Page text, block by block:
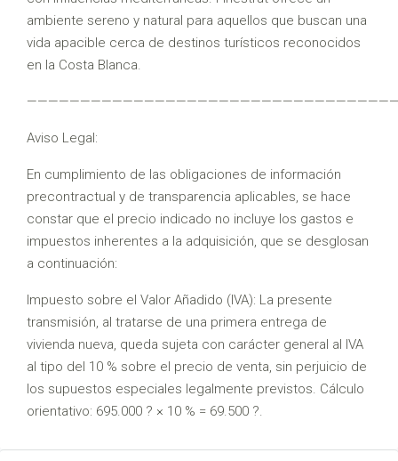
ambiente sereno y natural para aquellos que buscan una
vida apacible cerca de destinos turísticos reconocidos
en la Costa Blanca.
Aviso Legal:
En cumplimiento de las obligaciones de información
precontractual y de transparencia aplicables, se hace
constar que el precio indicado no incluye los gastos e
impuestos inherentes a la adquisición, que se desglosan
a continuación:
Impuesto sobre el Valor Añadido (IVA): La presente
transmisión, al tratarse de una primera entrega de
vivienda nueva, queda sujeta con carácter general al IVA
al tipo del 10 % sobre el precio de venta, sin perjuicio de
los supuestos especiales legalmente previstos. Cálculo
orientativo: 695.000 ? × 10 % = 69.500 ?.